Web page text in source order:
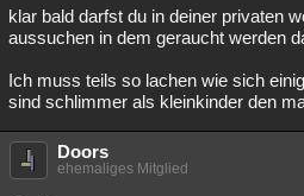
Musik Clash Verbesserungen
Besucht Teilgenommen Alle
Lesenswert
klar bald darfst du in deiner privaten
aussuchen in dem geraucht werden
Ich muss teils so lachen wie sich
sind schlimmer als kleinkinder den
Doors
ehemaliges Mitglied